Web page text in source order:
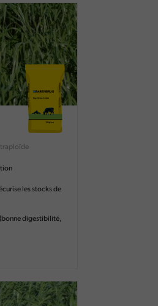
les stocks de
digestibilité,